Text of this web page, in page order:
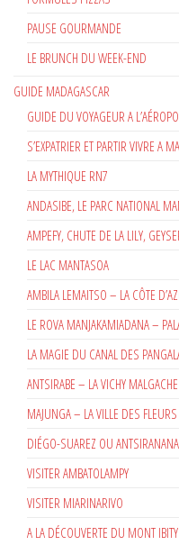
PAUSE GOURMANDE
LE BRUNCH DU WEEK-END
GUIDE MADAGASCAR
GUIDE DU VOYAGEUR A
S’EXPATRIER ET PARTIR VIVRE A
LA MYTHIQUE RN7
ANDASIBE, LE PARC NATIONAL
AMPEFY, CHUTE DE LA LILY,
LE LAC MANTASOA
AMBILA LEMAITSO – LA CÔTE
LE ROVA MANJAKAMIADANA –
LA MAGIE DU CANAL DES
ANTSIRABE – LA VICHY MALGACHE
MAJUNGA – LA VILLE DES FLEURS
DIÉGO-SUAREZ OU ANTSIRANANA
VISITER AMBATOLAMPY
VISITER MIARINARIVO
A LA DÉCOUVERTE DU MONT IBITY